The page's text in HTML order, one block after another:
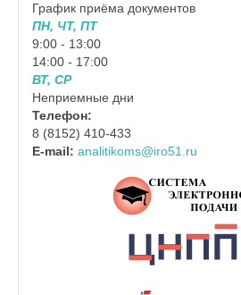
График приёма документов
ПН, ЧТ, ПТ
9:00 - 13:00
14:00 - 17:00
ВТ, СР
Неприемные дни
Телефон:
8 (8152) 410-433
E-mail: analitikoms@iro51.ru